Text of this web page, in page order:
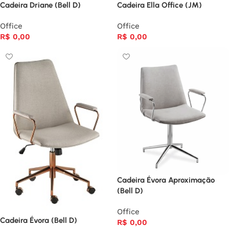
Cadeira Driane (Bell D)
Office
R$ 0,00
Cadeira Ella Office (JM)
Office
R$ 0,00
Cadeira Évora (Bell D)
Cadeira Évora Aproximação
(Bell D)
Office
R$ 0,00